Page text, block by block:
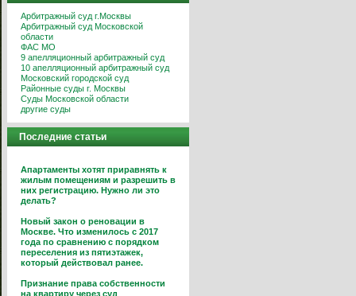
Арбитражный суд г.Москвы
Арбитражный суд Московской
области
ФАС МО
9 апелляционный арбитражный суд
10 апелляционный арбитражный суд
Московский городской суд
Районные суды г. Москвы
Суды Московской области
другие суды
Последние статьи
Апартаменты хотят приравнять к
жилым помещениям и разрешить в
них регистрацию. Нужно ли это
делать?
Новый закон о реновации в
Москве. Что изменилось с 2017
года по сравнению с порядком
переселения из пятиэтажек,
который действовал ранее.
Признание права собственности
на квартиру через суд